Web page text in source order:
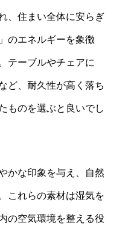
、住まい全体に安らぎ
のエネルギーを象徴
テーブルやチェアに
ど、耐久性が高く落ち
ものを選ぶと良いでし
かな印象を与え、自然
これらの素材は湿気を
の空気環境を整える役